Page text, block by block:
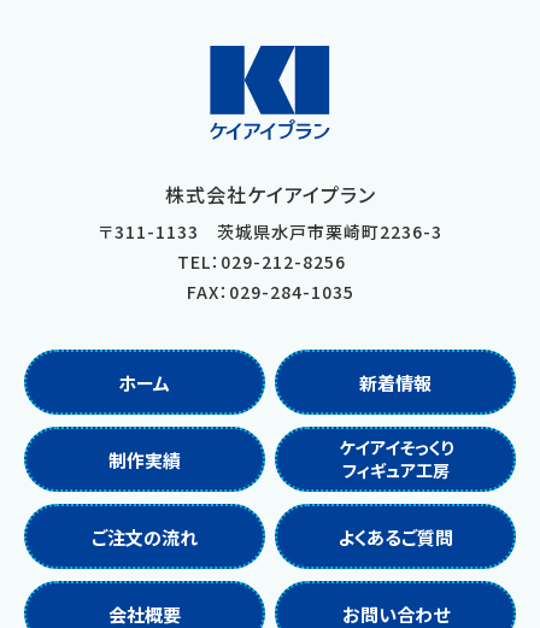
株式会社ケイアイプラン
〒311-1133 茨城県水戸市栗崎町2236-3
TEL：029-212-8256
FAX：029-284-1035
ホーム 新着情報
制作実績
ケイアイそっくり
フィギュア工房
ご注文の流れ よくあるご質問
会社概要 お問い合わせ